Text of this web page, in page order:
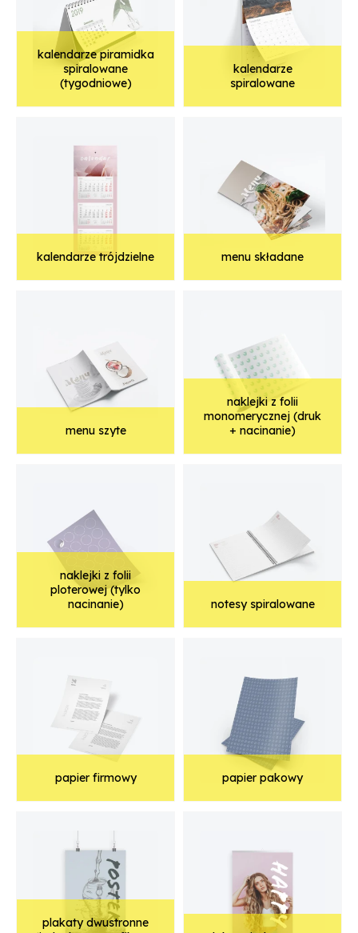
kalendarze piramidka
spiralowane
(tygodniowe)
kalendarze
spiralowane
kalendarze trójdzielne menu składane
menu szyte
naklejki z folii
monomerycznej (druk
+ nacinanie)
naklejki z folii
ploterowej (tylko
nacinanie)
notesy spiralowane
papier firmowy papier pakowy
plakaty dwustronne